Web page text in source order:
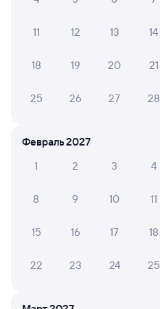
082И Проходящий
Новосибирск-Главный
Новосибирск
19:34
Дни следования
070Я Проходящий
11 12 13 14
18 19 20 21
25 26 27 28
Февраль 2027
1
2 3 4
8 9 10 11
15 16 17 18
22 23 24 25